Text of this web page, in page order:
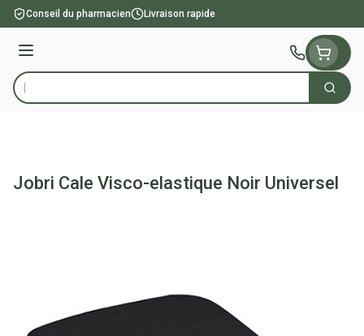
Aller au contenu
Conseil du pharmacien Livraison rapide
Menu
Rechercher
Jobri Cale Visco-elastique Noir Universel